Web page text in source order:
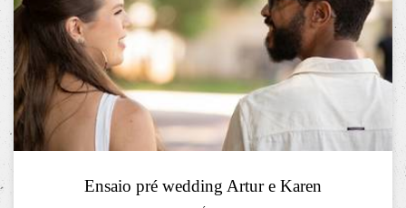
Ensaio pré wedding Artur e Karen